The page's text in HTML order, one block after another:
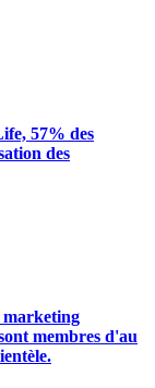
57% des
des
marketing
membres d'au